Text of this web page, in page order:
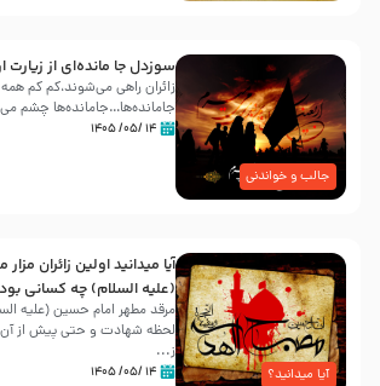
جالب و خواندنی
سوزدل جا مانده‌ای از زیارت
زائران راهی می‌شوند،کم‌ کم
جامانده‌ها…جامانده‌ها چشم
۱۴ /۰۵/ ۱۴۰۵
آیا میدانید؟
آیا میدانید اولین زائران
(علیه السلام) چه کسانی
مرقد مطهر امام حسین (علیه
لحظه شهادت و حتی پیش از
ز...
۱۴ /۰۵/ ۱۴۰۵